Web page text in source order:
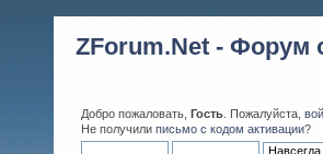
ZForum.Net - Форум
Добро пожаловать, Гость . Пожалуйста,
Не получили письмо с кодом активации?